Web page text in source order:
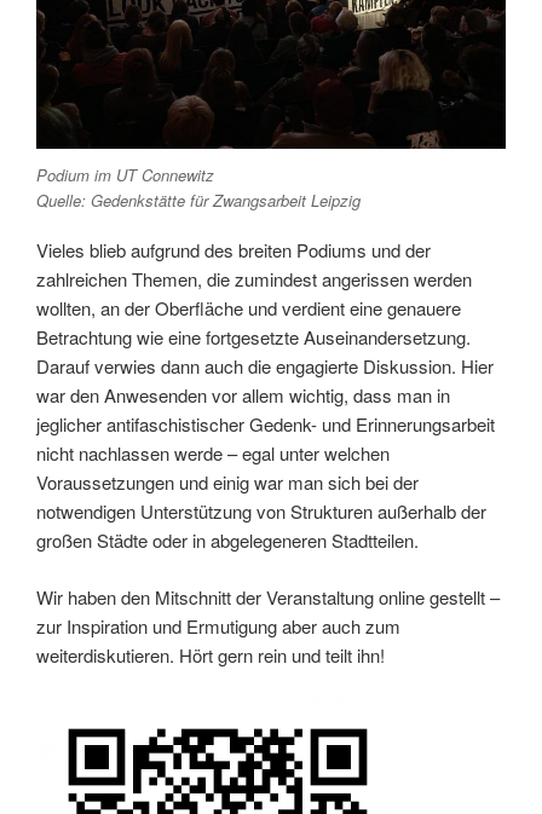
Podium im UT Connewitz
Quelle: Gedenkstätte für Zwangsarbeit Leipzig
Vieles blieb aufgrund des breiten Podiums und der
zahlreichen Themen, die zumindest angerissen werden
wollten, an der Oberfläche und verdient eine genauere
Betrachtung wie eine fortgesetzte Auseinandersetzung.
Darauf verwies dann auch die engagierte Diskussion. Hier
war den Anwesenden vor allem wichtig, dass man in
jeglicher antifaschistischer Gedenk- und Erinnerungsarbeit
nicht nachlassen werde – egal unter welchen
Voraussetzungen und einig war man sich bei der
notwendigen Unterstützung von Strukturen außerhalb der
großen Städte oder in abgelegeneren Stadtteilen.
Wir haben den Mitschnitt der Veranstaltung online gestellt –
zur Inspiration und Ermutigung aber auch zum
weiterdiskutieren. Hört gern rein und teilt ihn!